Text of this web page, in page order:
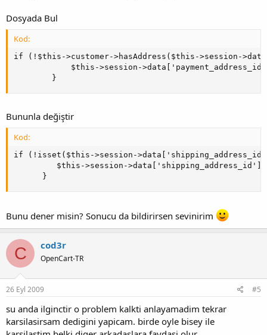
Dosyada Bul
Kod:
if (!$this->customer->hasAddress($this->session-
    	}
Bununla değiştir
Kod:
if (!isset($this->session-
$this->session->data['shipping_address_id']
      }
Bunu dener misin? Sonucu da bildirirsen sevinirim
C cod3r
OpenCart-TR
26 Eyl 2009 #5
su anda ilginctir o problem kalkti anlayamadim tekrar
karsilasirsam dedigini yapicam. birde oyle bisey ile